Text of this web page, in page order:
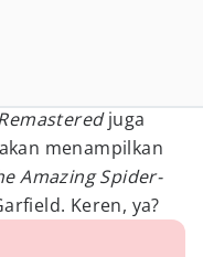
juga
menampilkan
Amazing Spider-
Keren, ya?